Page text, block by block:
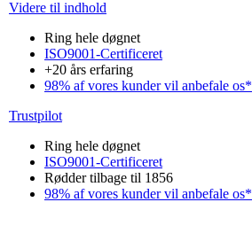
Videre til indhold
Ring hele døgnet
ISO9001-Certificeret
+20 års erfaring
98% af vores kunder vil anbefale os*
Trustpilot
Ring hele døgnet
ISO9001-Certificeret
Rødder tilbage til 1856
98% af vores kunder vil anbefale os*